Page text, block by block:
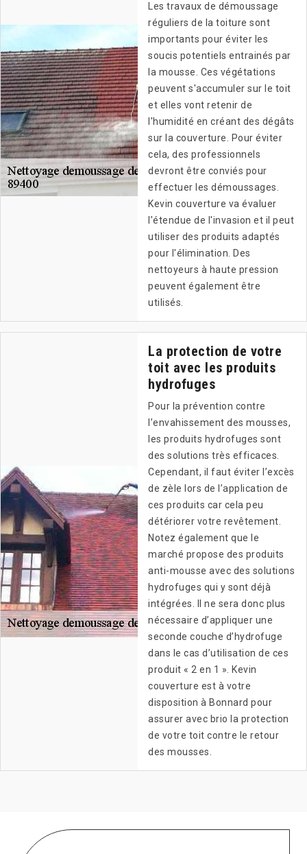
Les travaux de démoussage
réguliers de la toiture sont
importants pour éviter les
soucis potentiels entrainés par
la mousse. Ces végétations
peuvent s'accumuler sur le toit
et elles vont retenir de
l'humidité en créant des dégâts
sur la couverture. Pour éviter
cela, des professionnels
devront être conviés pour
effectuer les démoussages.
Kevin couverture va évaluer
l'étendue de l'invasion et il peut
utiliser des produits adaptés
pour l'élimination. Des
nettoyeurs à haute pression
peuvent également être
utilisés.
La protection de votre
toit avec les produits
hydrofuges
Pour la prévention contre
l’envahissement des mousses,
les produits hydrofuges sont
des solutions très efficaces.
Cependant, il faut éviter l’excès
de zèle lors de l’application de
ces produits car cela peu
détériorer votre revêtement.
Notez également que le
marché propose des produits
anti-mousse avec des solutions
hydrofuges qui y sont déjà
intégrées. Il ne sera donc plus
nécessaire d’appliquer une
seconde couche d’hydrofuge
dans le cas d’utilisation de ces
produit « 2 en 1 ». Kevin
couverture est à votre
disposition à Bonnard pour
assurer avec brio la protection
de votre toit contre le retour
des mousses.